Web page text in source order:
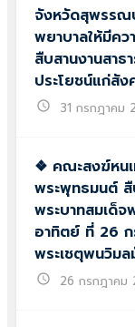
จังหวัดสุพรรณ
พยาบาลให้มีคว
สืบสานงานสาธ
ประโยชน์แก่สัง
schedule 31 กรกฎาคม
❖ คณะสงฆ์หน
พระพุทธมนต์ สื
พระบาทสมเด็จ
อาทิตย์ ที่ 26
พระเชตุพนวิมล
schedule 26 กรกฎาคม